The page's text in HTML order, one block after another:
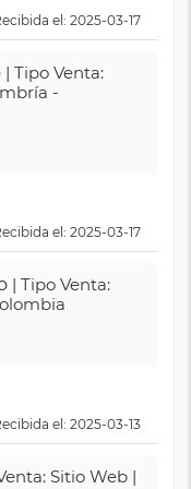
el: 2025-03-17
| Tipo Venta:
-
el: 2025-03-17
| Tipo Venta:
el: 2025-03-13
Sitio Web |